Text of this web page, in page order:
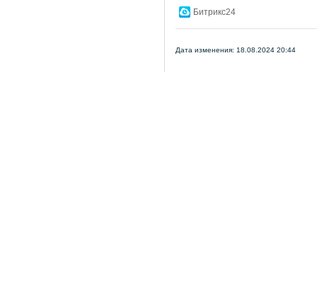
Битрикс24
Дата изменения: 18.08.2024 20:44